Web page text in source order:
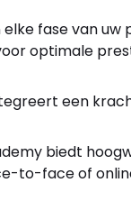
elke fase van
optimale
een
biedt
to-face of